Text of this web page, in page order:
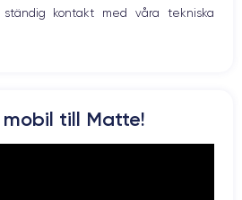
Dual SIM
toutes les caractéristiques de ce
kontakt med våra tekniska
till Matte!